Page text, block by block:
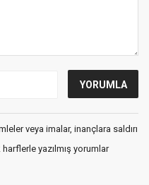
veya imalar, inançlara saldırı
yazılmış yorumlar